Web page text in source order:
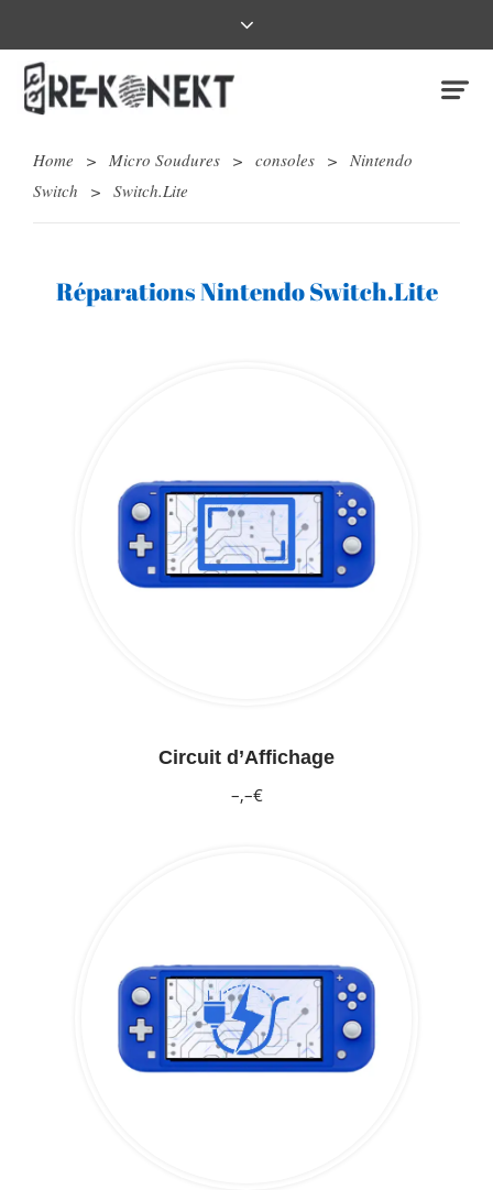
Home > Micro Soudures > consoles > Nintendo
Switch
> Switch.Lite
Réparations Nintendo Switch.Lite
Circuit d’Affichage
–,–€